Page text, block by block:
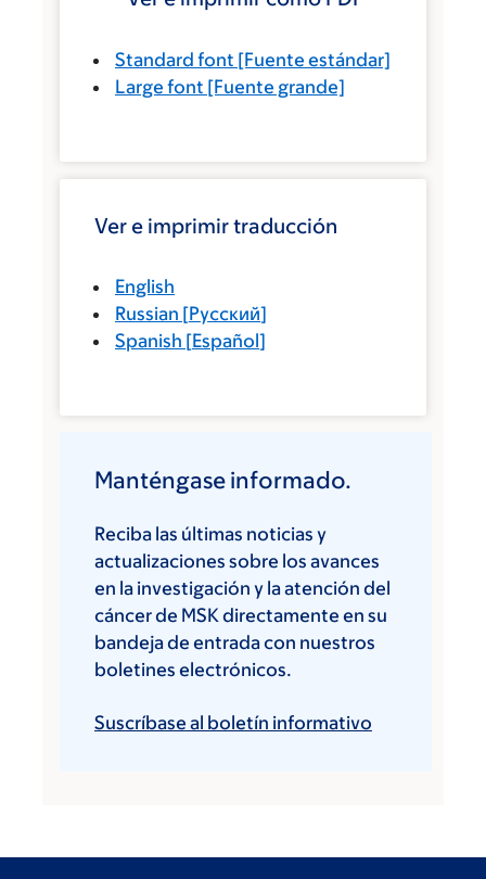
Standard font [Fuente estándar]
Large font [Fuente grande]
Ver e imprimir traducción
English
Russian [Русский]
Spanish [Español]
Manténgase informado.
Reciba las últimas noticias y
actualizaciones sobre los avances
en la investigación y la atención del
cáncer de MSK directamente en su
bandeja de entrada con nuestros
boletines electrónicos.
Suscríbase al boletín informativo